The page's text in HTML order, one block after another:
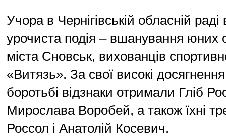
Учора в Чернігівській обласній раді
урочиста подія – вшанування юних
міста Сновськ, вихованців
«Витязь». За свої високі досягнення
боротьбі відзнаки отримали Гліб
Мирослава Воробей, а також їхні
Россол і Анатолій Косевич.